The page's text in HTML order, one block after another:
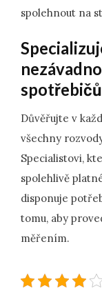
spolehnout na
spotřebičů
Důvěřujte v
všechny
Specialistovi,
spolehlivě
disponuje
tomu, aby
měřením.